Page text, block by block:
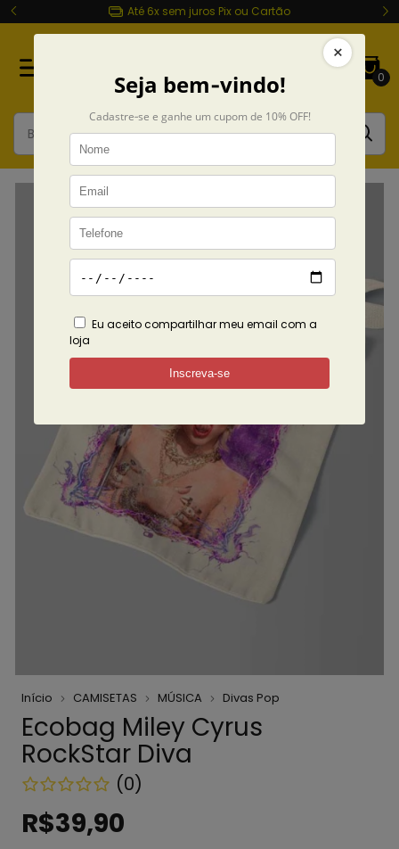
Até 6x sem juros Pix ou Cartão
0
Início CAMISETAS MÚSICA Divas Pop
Ecobag Miley Cyrus
RockStar Diva
(0)
R$39,90